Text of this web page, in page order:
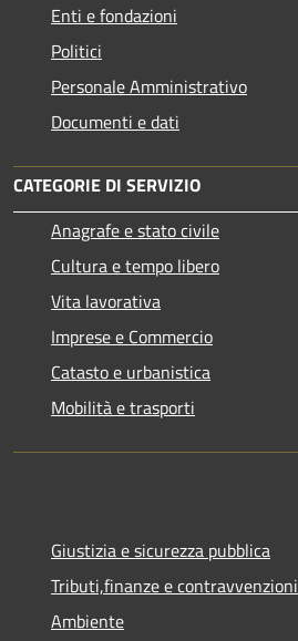
Enti e fondazioni
Politici
Personale Amministrativo
Documenti e dati
CATEGORIE DI SERVIZIO
Anagrafe e stato civile
Cultura e tempo libero
Vita lavorativa
Imprese e Commercio
Catasto e urbanistica
Mobilità e trasporti
Giustizia e sicurezza pubblica
Tributi,finanze e contravvenzioni
Ambiente